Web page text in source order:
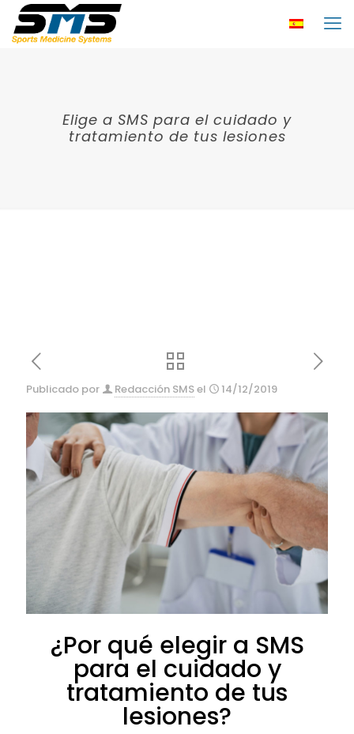
Elige a SMS para el cuidado y
tratamiento de tus lesiones
Publicado por Redacción SMSel 14/12/2019
¿Por qué elegir a SMS
para el cuidado y
tratamiento de tus
lesiones?